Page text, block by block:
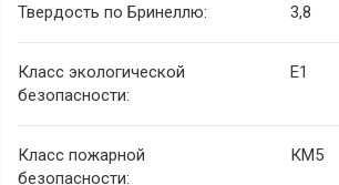
Твердость по Бринеллю: 3,8
Класс экологической
безопасности:
E1
Класс пожарной
безопасности:
КМ5